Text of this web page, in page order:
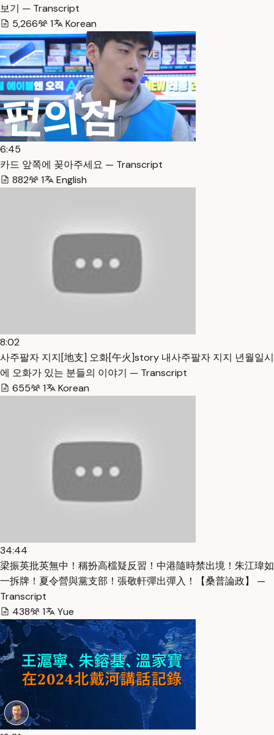
보기 — Transcript
5,266
1 Korean
6:45
카드 앞쪽에 꽂아주세요 — Transcript
882
1 English
8:02
사주팔자 지지[地支] 오화[午火]story 내사주팔자 지지 년월일시
에 오화가 있는 분들의 이야기 — Transcript
655
1 Korean
34:44
梁振英批英無中！稱扮高檔疑反習！中港隨時禁出境！朱江瑋如
一拆牌！夏令營與黨支部！張敬軒彈出彈入！【桑普論政】 —
Transcript
438
1 Yue